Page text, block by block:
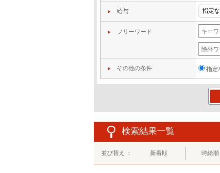
給与
フリーワード
その他の条件 指定
検索結果一覧
並び替え ： 新着順 時給順